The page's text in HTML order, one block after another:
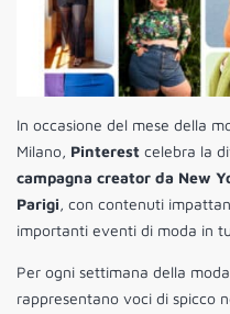
In occasione del mese della
Milano, Pinterest celebra la
campagna creator da New
Parigi, con contenuti
importanti eventi di moda in
Per ogni settimana della
rappresentano voci di spicco